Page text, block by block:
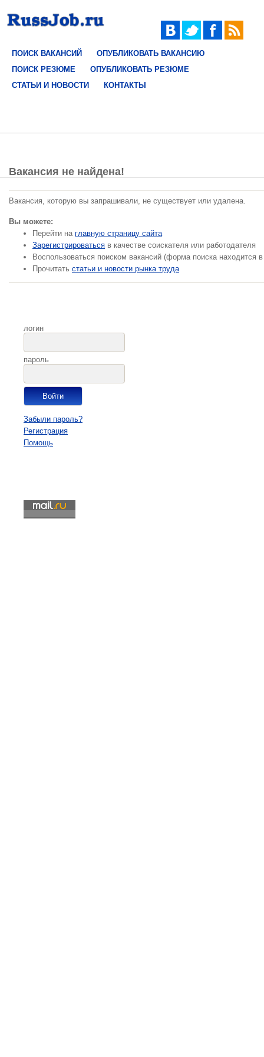
ПОИСК ВАКАНСИЙ
ОПУБЛИКОВАТЬ ВАКАНСИЮ
ПОИСК РЕЗЮМЕ
ОПУБЛИКОВАТЬ РЕЗЮМЕ
СТАТЬИ И НОВОСТИ
КОНТАКТЫ
Вакансия не найдена!
Вакансия, которую вы запрашивали, не существует или удалена.
Вы можете:
Перейти на главную страницу сайта
Зарегистрироваться в качестве соискателя или работодателя
Воспользоваться поиском вакансий (форма поиска находится
Прочитать статьи и новости рынка труда
логин
пароль
Забыли пароль?
Регистрация
Помощь